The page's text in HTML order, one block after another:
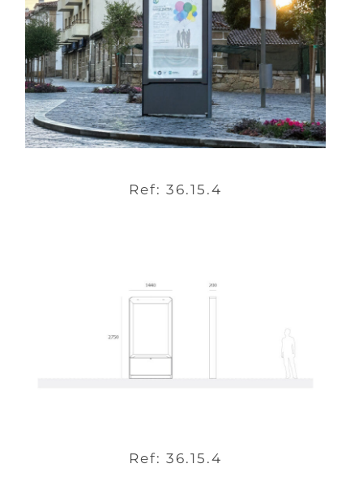
Ref: 36.15.4
Ref: 36.15.4